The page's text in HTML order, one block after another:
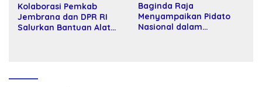
Kolaborasi Pemkab
Jembrana dan DPR RI
Salurkan Bantuan Alat
Baginda Raja
Menyampaikan Pidato
Nasional dalam